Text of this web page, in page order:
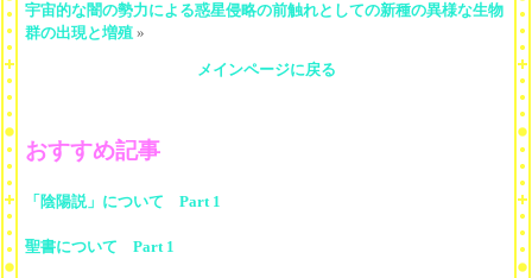
宇宙的な闇の勢力による惑星侵略の前触れとしての新種の異様な生物
群の出現と増殖 »
メインページに戻る
おすすめ記事
「陰陽説」について Part 1
聖書について Part 1